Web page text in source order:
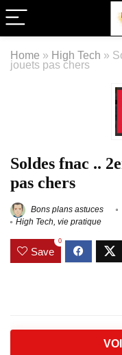
Home » High Tech »
jouets pas chers
Soldes fnac ..
pas chers
Bons plans astuces
High Tech, vie pratique
Save
0